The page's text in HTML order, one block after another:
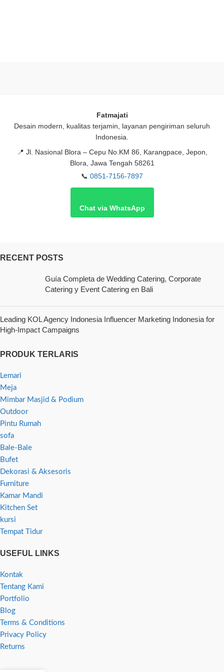
Fatmajati
Desain modern, kualitas terjamin, layanan pengiriman seluruh
Indonesia.
📍 Jl. Nasional Blora – Cepu No.KM 86, Karangpace, Jepon,
Blora, Jawa Tengah 58261
📞 0851-7156-7897
Chat via WhatsApp
RECENT POSTS
Guía Completa de Wedding Catering, Corporate
Catering y Event Catering en Bali
Leading KOL Agency Indonesia Influencer Marketing Indonesia for
High-Impact Campaigns
PRODUK TERLARIS
Lemari
Meja
Mimbar Masjid & Podium
Outdoor
Pintu Rumah
sofa
Bale-Bale
Bufet
Dekorasi & Aksesoris
Furniture
Kamar Mandi
Kitchen Set
kursi
Tempat Tidur
USEFUL LINKS
Kontak
Tentang Kami
Portfolio
Blog
Terms & Conditions
Privacy Policy
Returns